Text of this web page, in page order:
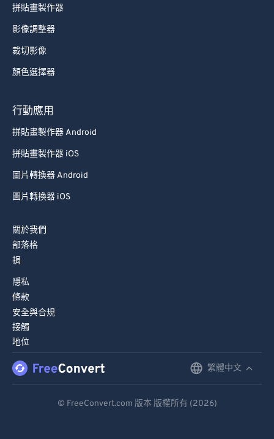
拼貼畫製作器
影像調整器
裁切影像
顏色選擇器
行動應用
拼貼畫製作器 Android
拼貼畫製作器 iOS
圖片轉換器 Android
圖片轉換器 iOS
關於我們
部落格
捐
隱私
條款
安全與合規
接觸
地位
繁體中文
© FreeConvert.com 版本 版權所有 (2026)